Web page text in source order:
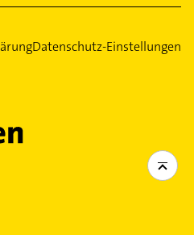
Datenschutz-Einstellungen